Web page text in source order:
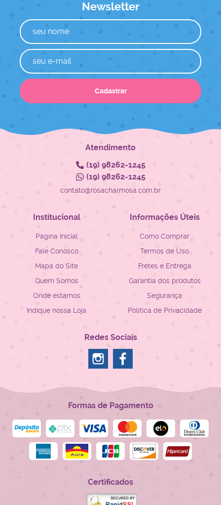
Newsletter
Cadastrar
Atendimento
(19)98262-1245
(19)98262-1245
contato@rosacharmosa.com.br
Institucional
Página Inicial
Fale Conosco
Mapa do Site
Quem Somos
Onde estamos
Indique nossa Loja
Informações Úteis
Como Comprar
Termos de Uso
Fretes e Entrega
Garantia dos produtos
Segurança
Política de Privacidade
Redes Sociais
Formas de Pagamento
Certificados